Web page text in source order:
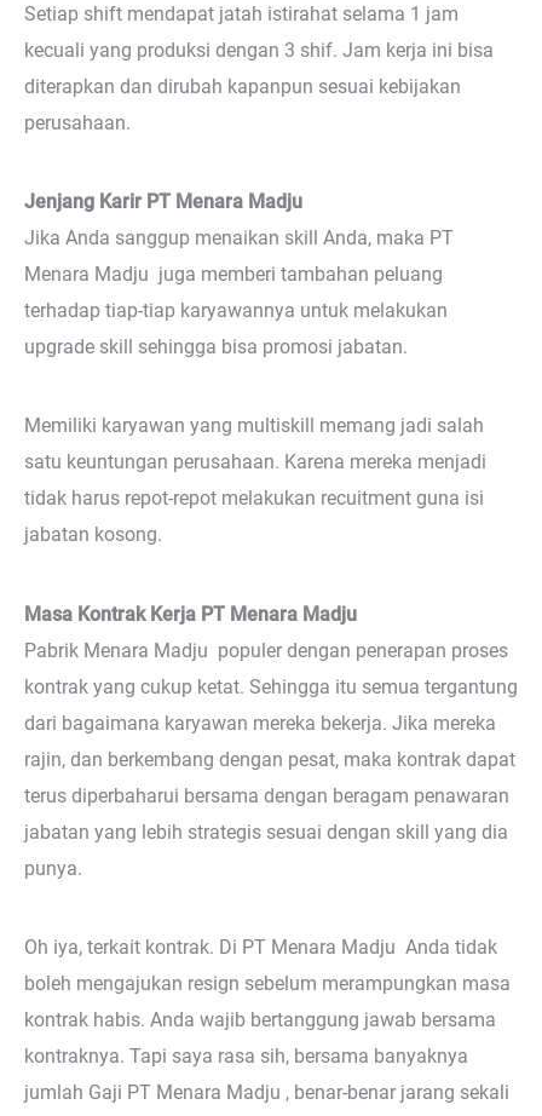
Setiap shift mendapat jatah istirahat selama 1 jam
kecuali yang produksi dengan 3 shif. Jam kerja ini bisa
diterapkan dan dirubah kapanpun sesuai kebijakan
perusahaan.
Jenjang Karir PT Menara Madju
Jika Anda sanggup menaikan skill Anda, maka PT
Menara Madju juga memberi tambahan peluang
terhadap tiap-tiap karyawannya untuk melakukan
upgrade skill sehingga bisa promosi jabatan.
Memiliki karyawan yang multiskill memang jadi salah
satu keuntungan perusahaan. Karena mereka menjadi
tidak harus repot-repot melakukan recuitment guna isi
jabatan kosong.
Masa Kontrak Kerja PT Menara Madju
Pabrik Menara Madju populer dengan penerapan proses
kontrak yang cukup ketat. Sehingga itu semua tergantung
dari bagaimana karyawan mereka bekerja. Jika mereka
rajin, dan berkembang dengan pesat, maka kontrak dapat
terus diperbaharui bersama dengan beragam penawaran
jabatan yang lebih strategis sesuai dengan skill yang dia
punya.
Oh iya, terkait kontrak. Di PT Menara Madju Anda tidak
boleh mengajukan resign sebelum merampungkan masa
kontrak habis. Anda wajib bertanggung jawab bersama
kontraknya. Tapi saya rasa sih, bersama banyaknya
jumlah Gaji PT Menara Madju , benar-benar jarang sekali